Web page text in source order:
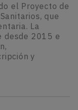
el Proyecto de
que
La
desde 2015 e
y